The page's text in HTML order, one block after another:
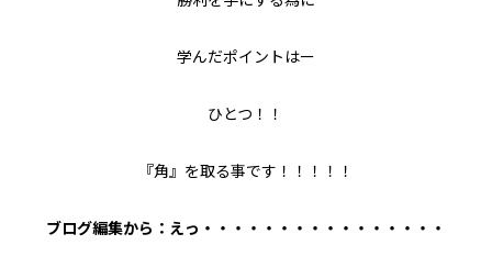
学んだポイントはー
ひとつ！！
『角』を取る事です！！！！！
ブログ編集から：えっ・・・・・・・・・・・・・・・・